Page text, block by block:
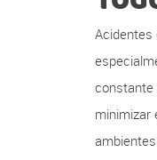
Acidentes
constante
minimizar